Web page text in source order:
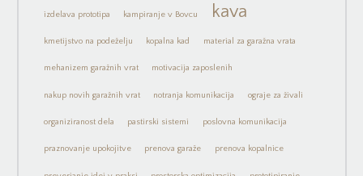
izdelava prototipa kampiranje v Bovcu kava
kmetijstvo na podeželju kopalna kad material za garažna vrata
mehanizem garažnih vrat motivacija zaposlenih
nakup novih garažnih vrat notranja komunikacija ograje za živali
organiziranost dela pastirski sistemi poslovna komunikacija
praznovanje upokojitve prenova garaže prenova kopalnice